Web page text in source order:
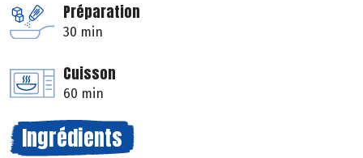
Préparation
30 min
Cuisson
60 min
Ingrédients